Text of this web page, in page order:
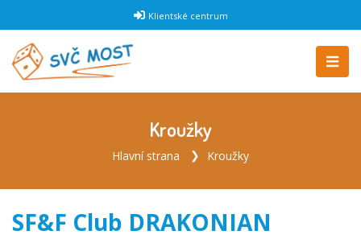
Klientské centrum
Kroužky
Hlavní strana Kroužky
SF&F Club DRAKONIAN